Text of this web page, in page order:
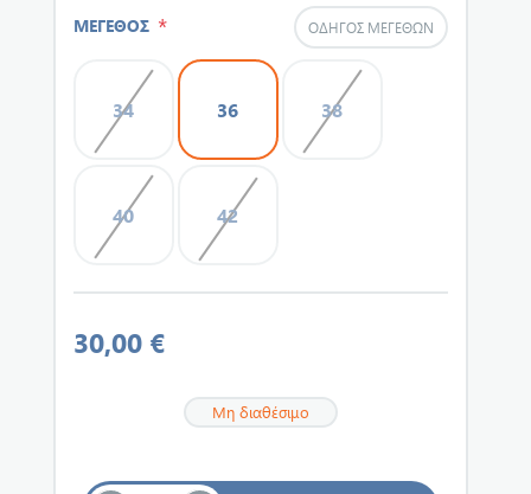
ΜΕΓΕΘΟΣ * ΟΔΗΓΌΣ ΜΕΓΕΘΏΝ
34 36 38
40 42
30,00 €
Μη διαθέσιμο